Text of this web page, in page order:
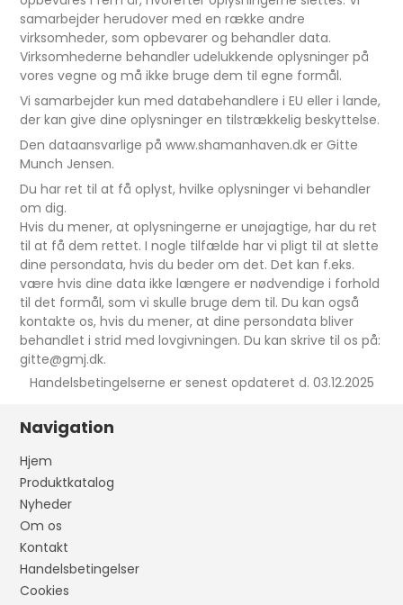
samarbejder herudover med en række andre
virksomheder, som opbevarer og behandler data.
Virksomhederne behandler udelukkende oplysninger på
vores vegne og må ikke bruge dem til egne formål.
Vi samarbejder kun med databehandlere i EU eller i lande,
der kan give dine oplysninger en tilstrækkelig beskyttelse.
Den dataansvarlige på www.shamanhaven.dk er Gitte
Munch Jensen.
Du har ret til at få oplyst, hvilke oplysninger vi behandler
om dig.
Hvis du mener, at oplysningerne er unøjagtige, har du ret
til at få dem rettet. I nogle tilfælde har vi pligt til at slette
dine persondata, hvis du beder om det. Det kan f.eks.
være hvis dine data ikke længere er nødvendige i forhold
til det formål, som vi skulle bruge dem til. Du kan også
kontakte os, hvis du mener, at dine persondata bliver
behandlet i strid med lovgivningen. Du kan skrive til os på:
gitte@gmj.dk.
Handelsbetingelserne er senest opdateret d. 03.12.2025
Navigation
Hjem
Produktkatalog
Nyheder
Om os
Kontakt
Handelsbetingelser
Cookies